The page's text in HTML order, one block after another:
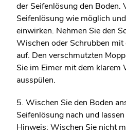
der Seifenlösung den Boden.
Seifenlösung wie möglich
einwirken. Nehmen Sie den
Wischen oder Schrubben mit
auf. Den verschmutzten
Sie im Eimer mit dem klarem
ausspülen.
5. Wischen Sie den Boden
Seifenlösung nach und
Hinweis: Wischen Sie nicht